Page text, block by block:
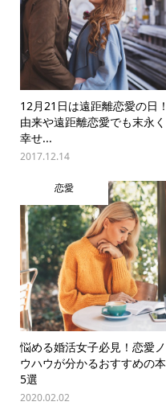
12月21日は遠距離恋愛の日！
由来や遠距離恋愛でも末永く
幸せ...
2017.12.14
恋愛
悩める婚活女子必見！恋愛ノ
ウハウが分かるおすすめの本
5選
2020.02.02